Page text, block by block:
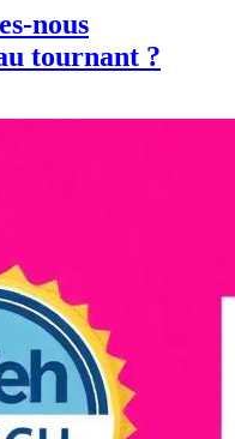
nous
tournant ?